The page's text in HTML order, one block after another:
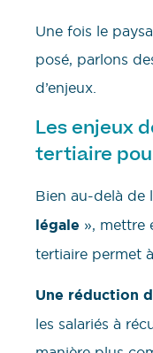
Une fois le
posé, parlons
d’enjeux.
Les enjeux
tertiaire
Bien au-delà de
légale », mettre
tertiaire permet
Une réduction
les salariés à